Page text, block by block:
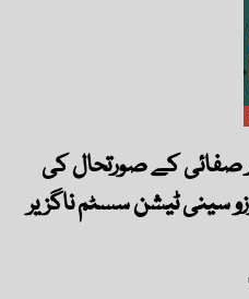
صفائی کے صورتحال کی
سینی ٹیشن سسٹم ناگزیر